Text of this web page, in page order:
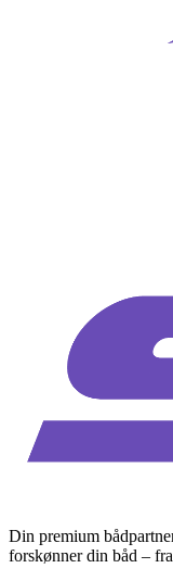
Din premium
forskønner din båd –